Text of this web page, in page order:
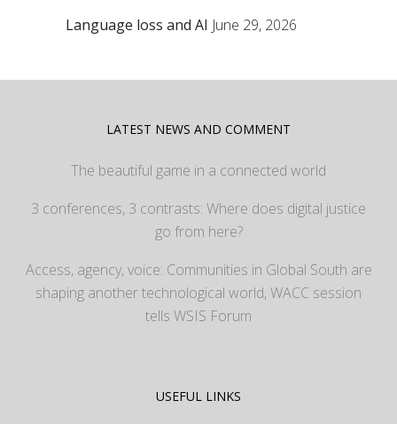
Language loss and AI June 29, 2026
LATEST NEWS AND COMMENT
The beautiful game in a connected world
3 conferences, 3 contrasts: Where does digital justice
go from here?
Access, agency, voice: Communities in Global South are
shaping another technological world, WACC session
tells WSIS Forum
USEFUL LINKS